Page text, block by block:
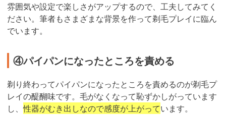
雰囲気や設定で楽しさがアップするので、工夫してみてく
ださい。筆者もさまざまな背景を作って剃毛プレイに臨ん
でいます。
④パイパンになったところを責める
剃り終わってパイパンになったところを責めるのが剃毛プ
レイの醍醐味です。毛がなくなって恥ずかしがっています
し、性器がむき出しなので感度が上がっています。